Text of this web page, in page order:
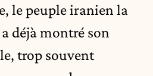
le peuple iranien la
déjà montré son
trop souvent